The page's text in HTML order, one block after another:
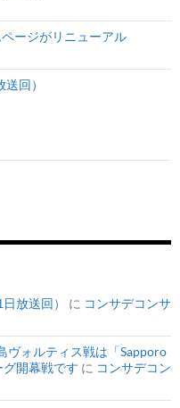
ージがリニューアル
回）
放送回） に コンサデコンサ
ヴォルティス戦は「Sapporo
開幕戦です に コンサデコン